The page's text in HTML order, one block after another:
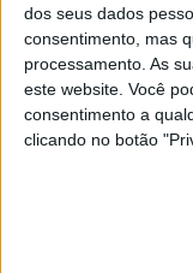
dos seus dados
consentimento, mas
processamento. As
este website. Você
consentimento a
clicando no botão
Na Ericeira, a
e a dez da
debruça-se
rasgadas,
a Natureza.